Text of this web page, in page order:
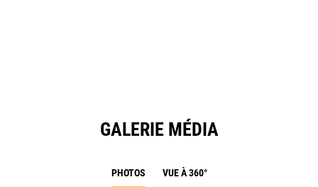
GALERIE MÉDIA
PHOTOS VUE À 360°